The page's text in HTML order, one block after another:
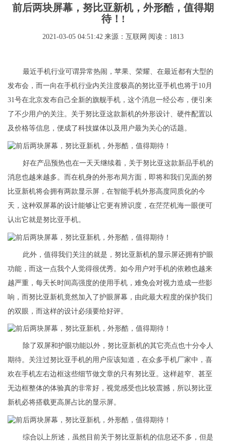
前后两块屏幕，努比亚新机，外形酷，值得期
待！!
2021-03-05 04:51:42 来源：互联网 阅读：1813
最近手机行业可谓异常热闹，苹果、荣耀、在最近都有大型的
发布会，而一向在手机行业内关注度极高的努比亚手机也将于10月
31号在北京发布自己全新的旗舰手机，这个消息一经公布，便引来
了不少用户的关注。关于努比亚这款新机的外形设计、硬件配置以
及价格等信息，便成了科技媒体以及用户最为关心的话题。
好在产品预热也在一天天继续着，关于努比亚这款新品手机的
消息也越来越多。而在机身的外形布局方面，即将和我们见面的努
比亚新机将会拥有两款显示屏，在智能手机外形高度同质化的今
天，这种双屏幕的设计能够让它更有辨识度，在茫茫机海一眼便可
认出它就是努比亚手机。
此外，值得我们关注的就是，努比亚新机的显示屏还拥有护眼
功能，而这一点我个人觉得很优秀。如今用户对手机的依赖也越来
越严重，每天长时间高强度的使用手机，难免会对视力造成一些影
响，而努比亚新机竟然加入了护眼屏幕，由此最大程度的保护我们
的双眼，而这样的设计必须要给好评。
除了双屏和护眼功能以外，努比亚新机的其它亮点也十分令人
期待。关注过努比亚手机的用户应该知道，在众多手机厂家中，喜
欢在手机左右边框这些细节做文章的只有努比亚。这样超窄、甚至
无边框整体的体验真的非常好，视觉感受也比较震撼，所以努比亚
新机必将搭载更高屏占比的显示屏。
综合以上所述，虽然目前关于努比亚新机的信息还不多，但是